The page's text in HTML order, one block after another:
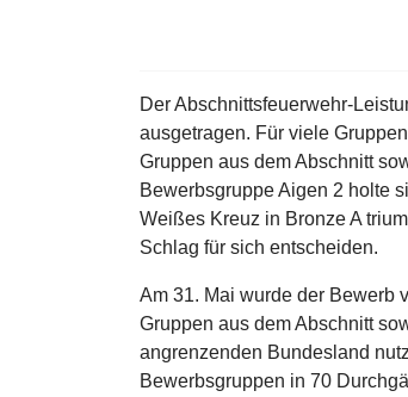
Der Abschnittsfeuerwehr-
ausgetragen. Für viele
Gruppen aus dem Abschnitt
Bewerbsgruppe Aigen 2 holte
Weißes Kreuz in Bronze A
Schlag für sich entscheiden.
Am 31. Mai wurde der Bewerb
Gruppen aus dem Abschnitt
angrenzenden Bundesland
Bewerbsgruppen in 70